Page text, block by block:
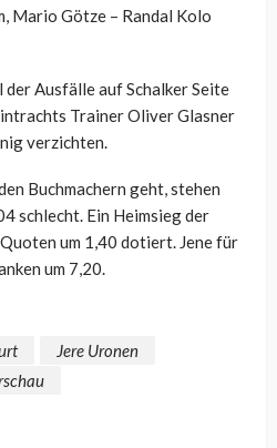
Mario Götze – Randal Kolo
der Ausfälle auf Schalker Seite
Trainer Oliver Glasner
verzichten.
Buchmachern geht, stehen
schlecht. Ein Heimsieg der
um 1,40 dotiert. Jene für
um 7,20.
Jere Uronen